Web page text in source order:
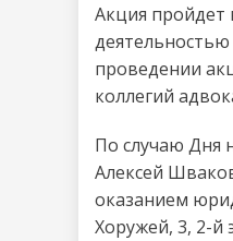
Акция пройдет
проведении
коллегий
По случаю Дня
Алексей
оказанием
Хоружей, 3, 2-й